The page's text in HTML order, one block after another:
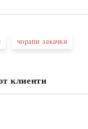
чорапи закачки
клиенти